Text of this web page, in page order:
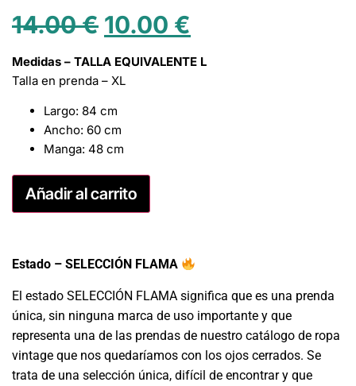
14.00€ 10.00 €
Medidas – TALLA EQUIVALENTE L
Talla en prenda – XL
Largo: 84 cm
Ancho: 60 cm
Manga: 48 cm
Añadir al carrito
Estado – SELECCIÓN FLAMA
El estado SELECCIÓN FLAMA significa que es una prenda
única, sin ninguna marca de uso importante y que
representa una de las prendas de nuestro catálogo de ropa
vintage que nos quedaríamos con los ojos cerrados. Se
trata de una selección única, difícil de encontrar y que